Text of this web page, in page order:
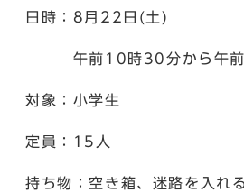
日時：8月22日(土)
午前10時30分から午前
対象：小学生
定員：15人
持ち物：空き箱、迷路を入れ